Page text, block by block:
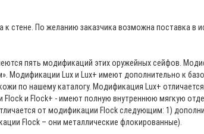
стене. По желанию заказчика возможна поставка в
пять модификаций этих оружейных сейфов.
Модификации Lux и Lux+ имеют дополнительно к
по нашему каталогу. Модификация Lux+
и Flock+ - имеют полную внутреннюю мягкую
от модификации Flock следующим: 1)
Flock – они металлические флокированные).